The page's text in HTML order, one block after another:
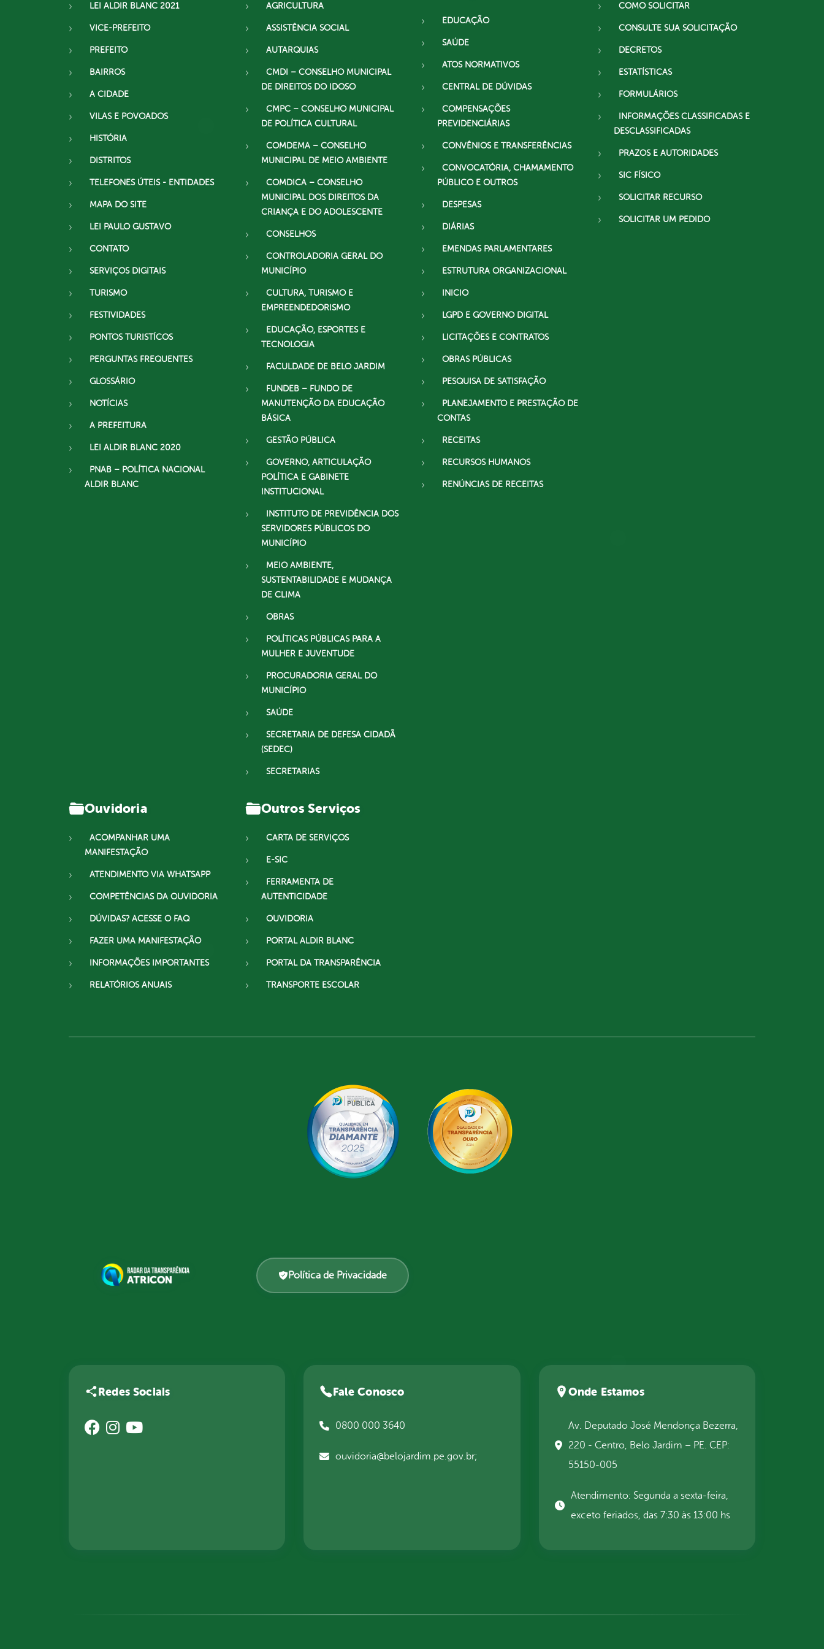
LEI ALDIR BLANC 2021
VICE-PREFEITO
PREFEITO
BAIRROS
A CIDADE
VILAS E POVOADOS
HISTÓRIA
DISTRITOS
TELEFONES ÚTEIS - ENTIDADES
MAPA DO SITE
LEI PAULO GUSTAVO
CONTATO
SERVIÇOS DIGITAIS
TURISMO
FESTIVIDADES
PONTOS TURISTÍCOS
PERGUNTAS FREQUENTES
GLOSSÁRIO
NOTÍCIAS
A PREFEITURA
LEI ALDIR BLANC 2020
PNAB – POLÍTICA NACIONAL
ALDIR BLANC
AGRICULTURA
ASSISTÊNCIA SOCIAL
AUTARQUIAS
CMDI – CONSELHO MUNICIPAL
DE DIREITOS DO IDOSO
CMPC – CONSELHO MUNICIPAL
DE POLÍTICA CULTURAL
COMDEMA – CONSELHO
MUNICIPAL DE MEIO AMBIENTE
COMDICA – CONSELHO
MUNICIPAL DOS DIREITOS DA
CRIANÇA E DO ADOLESCENTE
CONSELHOS
CONTROLADORIA GERAL DO
MUNICÍPIO
CULTURA, TURISMO E
EMPREENDEDORISMO
EDUCAÇÃO, ESPORTES E
TECNOLOGIA
FACULDADE DE BELO JARDIM
FUNDEB – FUNDO DE
MANUTENÇÃO DA EDUCAÇÃO
BÁSICA
GESTÃO PÚBLICA
GOVERNO, ARTICULAÇÃO
POLÍTICA E GABINETE
INSTITUCIONAL
INSTITUTO DE PREVIDÊNCIA DOS
SERVIDORES PÚBLICOS DO
MUNICÍPIO
MEIO AMBIENTE,
SUSTENTABILIDADE E MUDANÇA
DE CLIMA
OBRAS
POLÍTICAS PÚBLICAS PARA A
MULHER E JUVENTUDE
PROCURADORIA GERAL DO
MUNICÍPIO
SAÚDE
SECRETARIA DE DEFESA CIDADÃ
(SEDEC)
SECRETARIAS
EDUCAÇÃO
SAÚDE
ATOS NORMATIVOS
CENTRAL DE DÚVIDAS
COMPENSAÇÕES
PREVIDENCIÁRIAS
CONVÊNIOS E TRANSFERÊNCIAS
CONVOCATÓRIA, CHAMAMENTO
PÚBLICO E OUTROS
DESPESAS
DIÁRIAS
EMENDAS PARLAMENTARES
ESTRUTURA ORGANIZACIONAL
INICIO
LGPD E GOVERNO DIGITAL
LICITAÇÕES E CONTRATOS
OBRAS PÚBLICAS
PESQUISA DE SATISFAÇÃO
PLANEJAMENTO E PRESTAÇÃO DE
CONTAS
RECEITAS
RECURSOS HUMANOS
RENÚNCIAS DE RECEITAS
COMO SOLICITAR
CONSULTE SUA SOLICITAÇÃO
DECRETOS
ESTATÍSTICAS
FORMULÁRIOS
INFORMAÇÕES CLASSIFICADAS E
DESCLASSIFICADAS
PRAZOS E AUTORIDADES
SIC FÍSICO
SOLICITAR RECURSO
SOLICITAR UM PEDIDO
Ouvidoria
ACOMPANHAR UMA
MANIFESTAÇÃO
ATENDIMENTO VIA WHATSAPP
COMPETÊNCIAS DA OUVIDORIA
DÚVIDAS? ACESSE O FAQ
FAZER UMA MANIFESTAÇÃO
INFORMAÇÕES IMPORTANTES
RELATÓRIOS ANUAIS
Outros Serviços
CARTA DE SERVIÇOS
E-SIC
FERRAMENTA DE
AUTENTICIDADE
OUVIDORIA
PORTAL ALDIR BLANC
PORTAL DA TRANSPARÊNCIA
TRANSPORTE ESCOLAR
Política de Privacidade
Redes Sociais Fale Conosco
0800 000 3640
ouvidoria@belojardim.pe.gov.br;
Onde Estamos
Av. Deputado José Mendonça Bezerra,
220 - Centro, Belo Jardim – PE. CEP:
55150-005
Atendimento: Segunda a sexta-feira,
exceto feriados, das 7:30 às 13:00 hs